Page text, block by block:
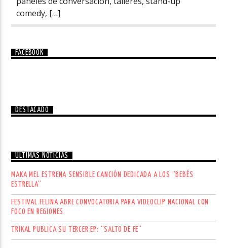
comedy, […]
FACEBOOK
DESTACADO
ÚLTIMAS NOTICIAS
MAKA MEL ESTRENA SENSIBLE CANCIÓN DEDICADA A LOS “BEBÉS
ESTRELLA”
FESTIVAL FELINA ABRE CONVOCATORIA PARA VIDEOCLIP NACIONAL CON
FOCO EN REGIONES
TRIKAL PUBLICA SU TERCER EP: “SALTO DE FE”